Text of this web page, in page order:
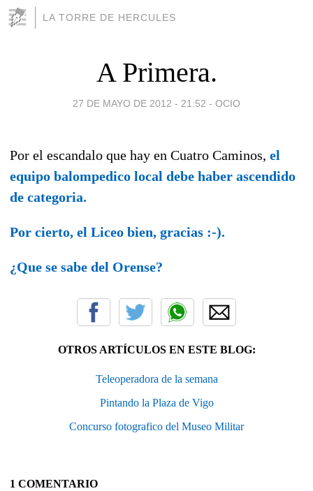
LA TORRE DE HERCULES
A Primera.
27 DE MAYO DE 2012 - 21:52 - OCIO
Por el escandalo que hay en Cuatro Caminos, el
equipo balompedico local debe haber ascendido
de categoria.
Por cierto, el Liceo bien, gracias :-).
¿Que se sabe del Orense?
OTROS ARTÍCULOS EN ESTE BLOG:
Teleoperadora de la semana
Pintando la Plaza de Vigo
Concurso fotografico del Museo Militar
1 COMENTARIO